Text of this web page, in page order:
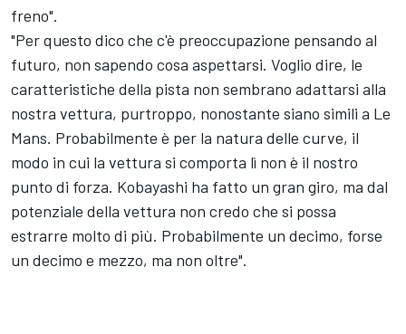
freno".
"Per questo dico che c'è preoccupazione pensando al
futuro, non sapendo cosa aspettarsi. Voglio dire, le
caratteristiche della pista non sembrano adattarsi alla
nostra vettura, purtroppo, nonostante siano simili a Le
Mans. Probabilmente è per la natura delle curve, il
modo in cui la vettura si comporta lì non è il nostro
punto di forza. Kobayashi ha fatto un gran giro, ma dal
potenziale della vettura non credo che si possa
estrarre molto di più. Probabilmente un decimo, forse
un decimo e mezzo, ma non oltre".